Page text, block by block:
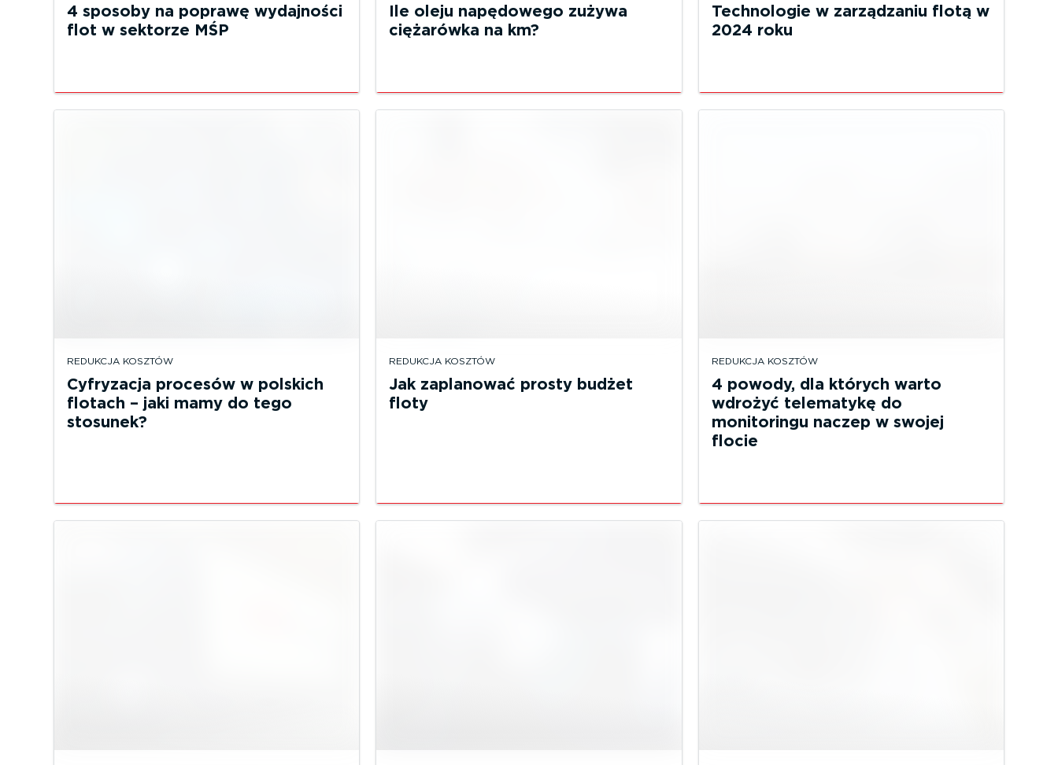
4 sposoby na poprawę wydajności
flot w sektorze MŚP
Ile oleju napędowego zużywa
ciężarówka na km?
Technologie w zarządzaniu flotą w
2024 roku
REDUKCJA KOSZTÓW
Cyfryzacja procesów w polskich
flotach – jaki mamy do tego
stosunek?
REDUKCJA KOSZTÓW
Jak zaplanować prosty budżet
floty
REDUKCJA KOSZTÓW
4 powody, dla których warto
wdrożyć telematykę do
monitoringu naczep w swojej
flocie